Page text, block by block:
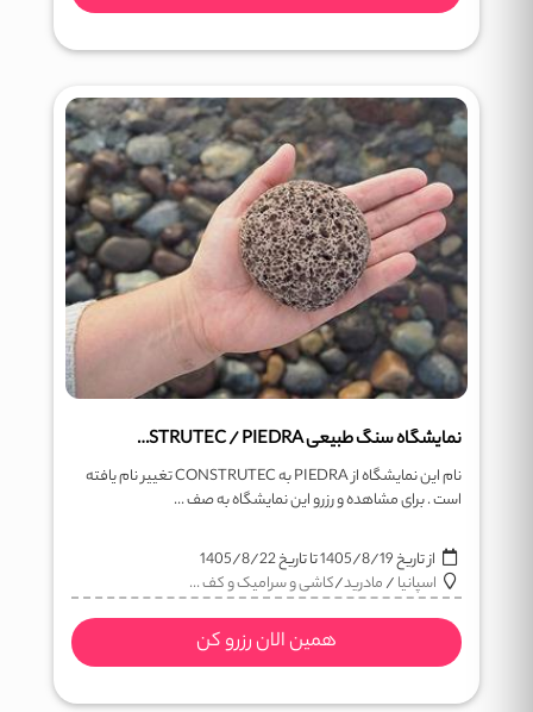
نمایشگاه سنگ طبیعی CONSTRUTEC / PIEDRA
نام این نمایشگاه از PIEDRA به CONSTRUTEC تغییر نام یافته
است . برای مشاهده و رزرو این نمایشگاه به صف ...
از تاریخ1405/8/19تا تاریخ1405/8/22
اسپانیا/مادرید/کاشی و سرامیک و کف ...
همین الان رزرو کن